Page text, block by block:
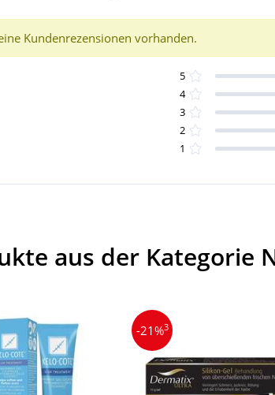
Kundenrezensionen vorhanden.
5
4
3
2
1
aus der Kategorie
-21%3